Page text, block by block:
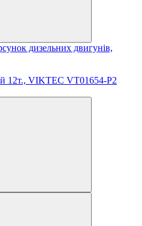
дизельних двигунів,